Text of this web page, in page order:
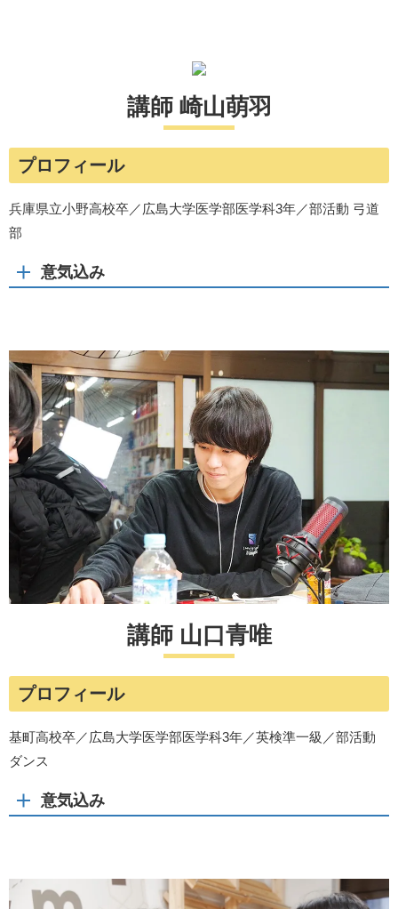
講師 崎山萌羽
プロフィール
兵庫県立小野高校卒／広島大学医学部医学科3年／部活動 弓道
部
意気込み
講師 山口青唯
プロフィール
基町高校卒／広島大学医学部医学科3年／英検準一級／部活動
ダンス
意気込み